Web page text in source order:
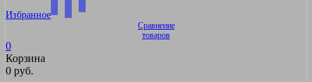
Избранное
Сравнение
товаров
0
Корзина
0 руб.